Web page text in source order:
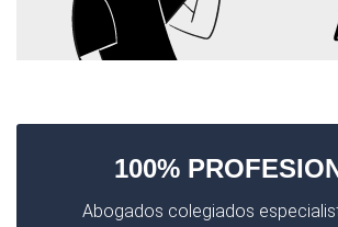
100%
Abogados colegiados